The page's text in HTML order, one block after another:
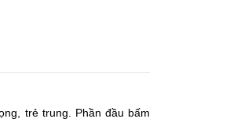
trẻ trung. Phần đầu bấm